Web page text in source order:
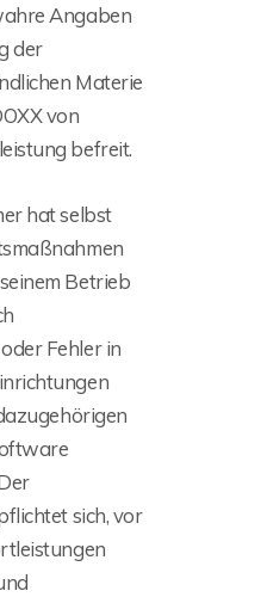
Angaben
der
Materie
von
befreit.
hat selbst
Betrieb
Fehler in
sich, vor